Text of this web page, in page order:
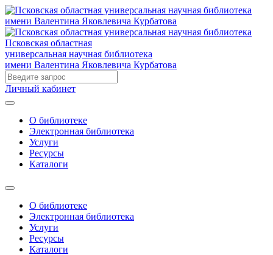
Псковская областная
универсальная научная библиотека
имени Валентина Яковлевича Курбатова
Личный кабинет
О библиотеке
Электронная библиотека
Услуги
Ресурсы
Каталоги
О библиотеке
Электронная библиотека
Услуги
Ресурсы
Каталоги